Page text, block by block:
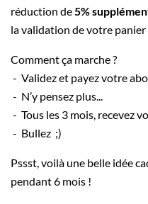
réduction de 5%
la validation de votre panier
Comment ça marche ?
- Validez et payez votre
- N’y pensez plus...
- Tous les 3 mois, recevez
- Bullez ;)
Pssst, voilà une belle idée
pendant 6 mois !